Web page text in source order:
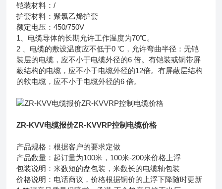
铠装材料：/
护套材料：聚氯乙烯护套
额定电压：450/750V
1、电缆导体的长期允许工作温度为70℃。
2 、电缆的敷设温度应不低于0 ℃，允许弯曲半径：无铠
装层的电缆，应不小于电缆外径的6 倍。有铠装或铜带屏
蔽结构的电缆，应不小于电缆外径的12倍。有屏蔽层结构
的软电缆，应不小于电缆外径的6 倍。
ZR-KVV电缆报价ZR-KVVRP控制电缆价格
产品规格：根据客户的要求定做
产品数量：起订量为100米，100米-200米价格上浮
包装说明：米数短的盘包装，米数长的电缆轴包装
价格说明：电话商议，价格根据铜价的上浮下降随时更新